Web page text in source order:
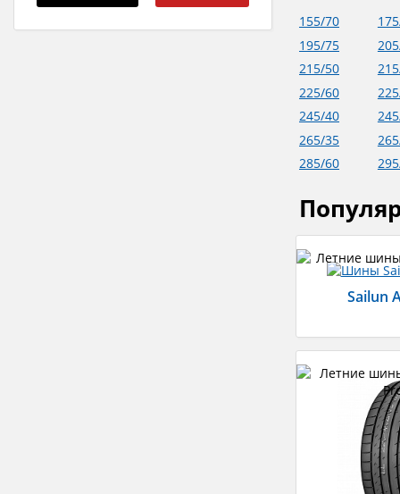
155/70
195/75
215/50
225/60
245/40
265/35
285/60
Sailun